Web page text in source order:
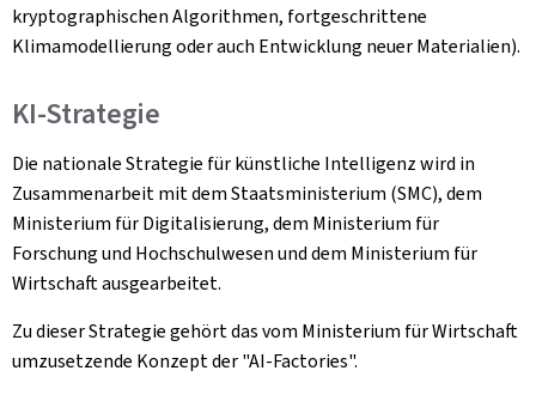
kryptographischen Algorithmen, fortgeschrittene
Klimamodellierung oder auch Entwicklung neuer Materialien).
KI-Strategie
Die nationale Strategie für künstliche Intelligenz wird in
Zusammenarbeit mit dem Staatsministerium (SMC), dem
Ministerium für Digitalisierung, dem Ministerium für
Forschung und Hochschulwesen und dem Ministerium für
Wirtschaft ausgearbeitet.
Zu dieser Strategie gehört das vom Ministerium für Wirtschaft
umzusetzende Konzept der "AI-Factories".